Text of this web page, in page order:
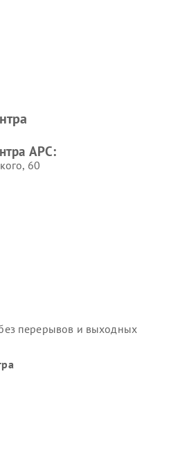
APC:
60
перерывов и выходных